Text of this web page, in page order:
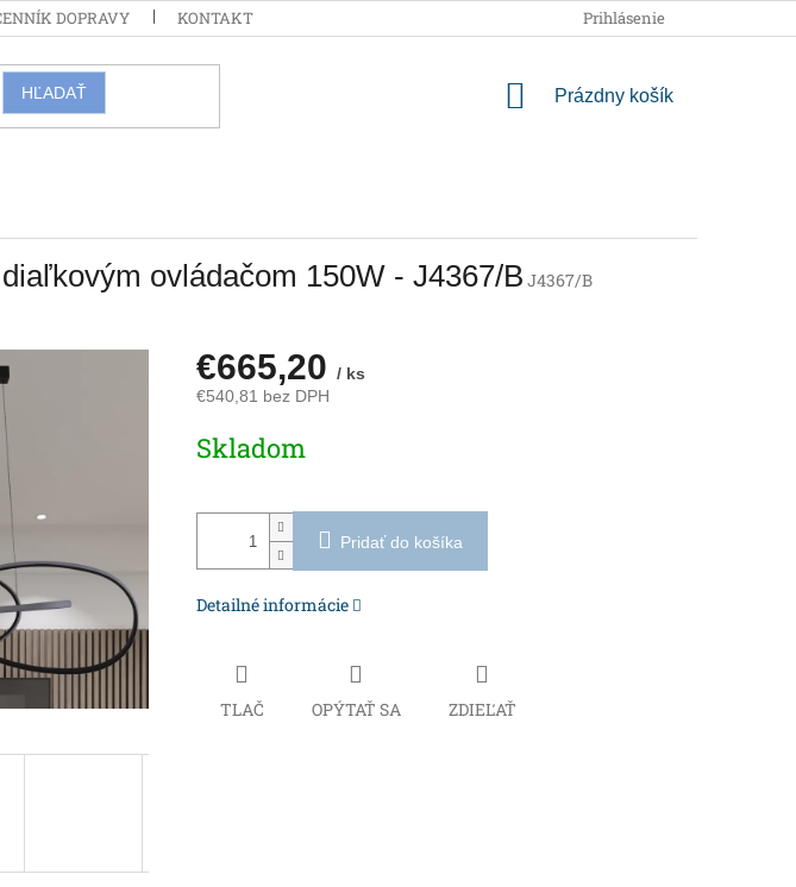
DOPRAVY KONTAKT PODMIENKY OCHRANY
Prihlásenie
HĽADAŤ
NÁKUPNÝ
Prázdny košík
ovládačom 150W - J4367/B J4367/B
€665,20 / ks
€540,81 bez DPH
cena:
Skladom
Pridať do košíka
Detailné informácie
TLAČ OPÝTAŤ SA ZDIEĽAŤ